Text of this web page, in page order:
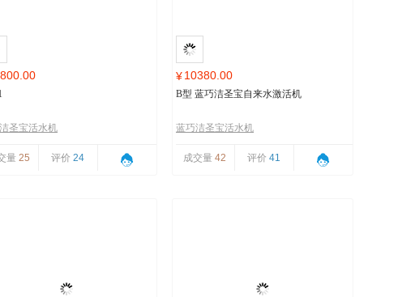
圣宝活水机
量25 评价24
¥10380.00
B型 蓝巧洁圣宝自来水激活机
蓝巧洁圣宝活水机
成交量42 评价41